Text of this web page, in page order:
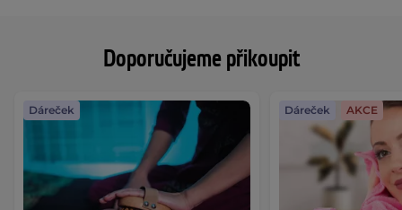
Doporučujeme přikoupit
Dáreček Dáreček AKCE